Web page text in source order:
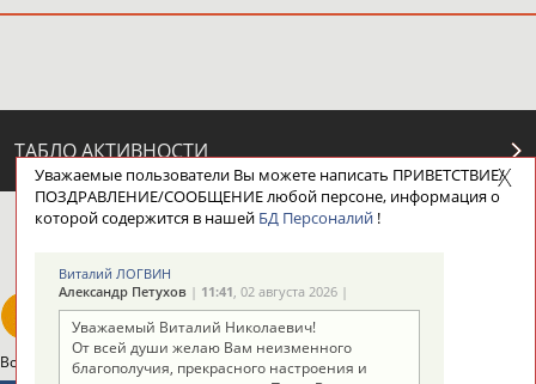
ТАБЛО АКТИВНОСТИ
ЦЕЛИ ПРОЕКТА НАШИ КНОПКИ
Вопросы сотрудничества и совместной деятельности
Уважаемые пользователи Вы можете написать ПРИВЕТСТВИЕ/
ПОЗДРАВЛЕНИЕ/СООБЩЕНИЕ любой персоне, информация о
которой содержится в нашей БД Персоналий!
Виталий ЛОГВИН
Александр Петухов| 11:41, 02 августа 2026 |
Уважаемый Виталий Николаевич!
От всей души желаю Вам неизменного
благополучия, прекрасного настроения и